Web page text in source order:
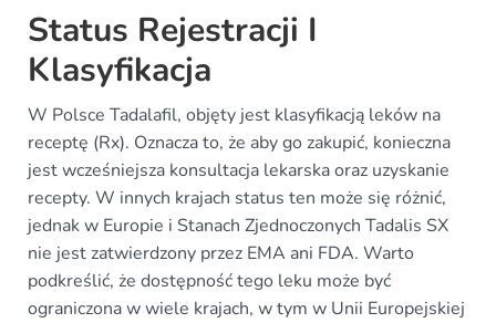
Status Rejestracji I
Klasyfikacja
W Polsce Tadalafil, objęty jest klasyfikacją leków na
receptę (Rx). Oznacza to, że aby go zakupić, konieczna
jest wcześniejsza konsultacja lekarska oraz uzyskanie
recepty. W innych krajach status ten może się różnić,
jednak w Europie i Stanach Zjednoczonych Tadalis SX
nie jest zatwierdzony przez EMA ani FDA. Warto
podkreślić, że dostępność tego leku może być
ograniczona w wiele krajach, w tym w Unii Europejskiej